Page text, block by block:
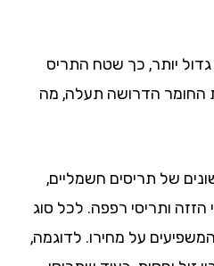
כך שטח התריס
הדרושה תעלה, מה
של תריסים חשמליים,
ותריסי רפפה. לכל סוג
על מחירו. לדוגמה,